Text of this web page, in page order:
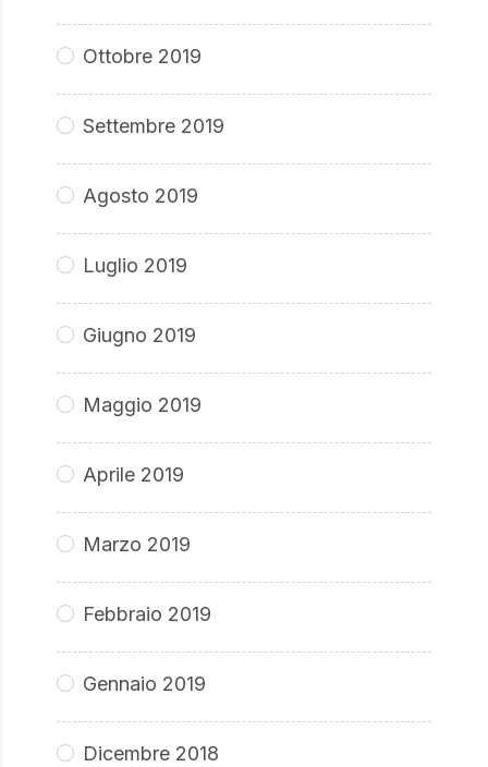
Ottobre 2019
Settembre 2019
Agosto 2019
Luglio 2019
Giugno 2019
Maggio 2019
Aprile 2019
Marzo 2019
Febbraio 2019
Gennaio 2019
Dicembre 2018